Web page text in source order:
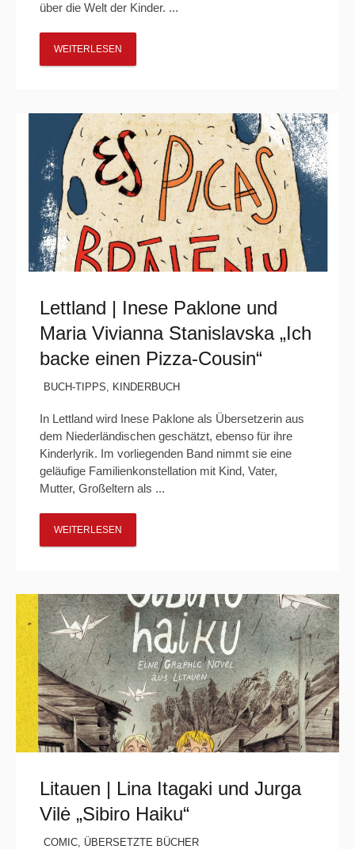
über die Welt der Kinder. ...
WEITERLESEN
Lettland | Inese Paklone und
Maria Vivianna Stanislavska „Ich
backe einen Pizza-Cousin“
BUCH-TIPPS, KINDERBUCH
In Lettland wird Inese Paklone als Übersetzerin aus
dem Niederländischen geschätzt, ebenso für ihre
Kinderlyrik. Im vorliegenden Band nimmt sie eine
geläufige Familienkonstellation mit Kind, Vater,
Mutter, Großeltern als ...
WEITERLESEN
Litauen | Lina Itagaki und Jurga
Vilė „Sibiro Haiku“
COMIC, ÜBERSETZTE BÜCHER